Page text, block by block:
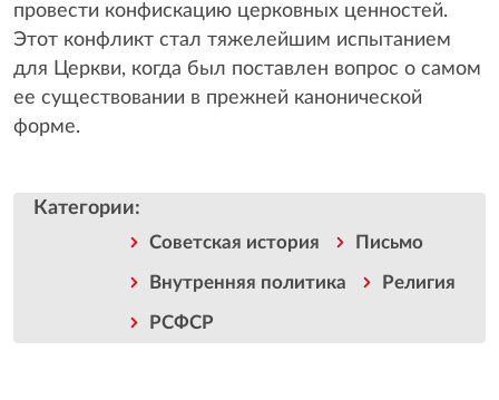
провести конфискацию церковных ценностей.
Этот конфликт стал тяжелейшим испытанием
для Церкви, когда был поставлен вопрос о самом
ее существовании в прежней канонической
форме.
Категории:
Советская история Письмо
Внутренняя политика Религия
РСФСР